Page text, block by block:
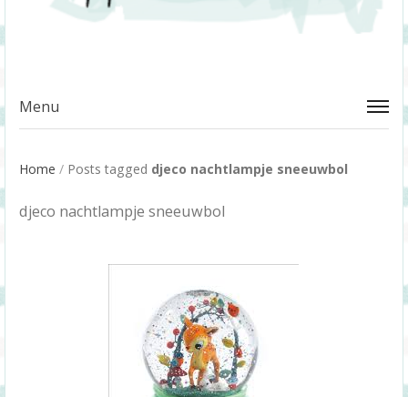
Menu
Home / Posts tagged djeco nachtlampje sneeuwbol
djeco nachtlampje sneeuwbol